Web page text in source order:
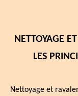
NETTOYAGE
LES
Nettoyage et